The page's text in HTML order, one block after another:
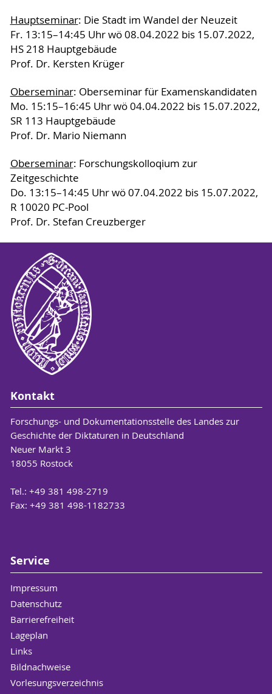
Hauptseminar: Die Stadt im Wandel der Neuzeit
Fr. 13:15–14:45 Uhr wö 08.04.2022 bis 15.07.2022,
HS 218 Hauptgebäude
Prof. Dr. Kersten Krüger
Oberseminar: Oberseminar für Examenskandidaten
Mo. 15:15–16:45 Uhr wö 04.04.2022 bis 15.07.2022,
SR 113 Hauptgebäude
Prof. Dr. Mario Niemann
Oberseminar: Forschungskolloqium zur
Zeitgeschichte
Do. 13:15–14:45 Uhr wö 07.04.2022 bis 15.07.2022,
R 10020 PC-Pool
Prof. Dr. Stefan Creuzberger
Kontakt
Forschungs- und Dokumentationsstelle des Landes zur
Geschichte der Diktaturen in Deutschland
Neuer Markt 3
18055 Rostock
Tel.: +49 381 498-2719
Fax: +49 381 498-1182733
Service
Impressum
Datenschutz
Barrierefreiheit
Lageplan
Links
Bildnachweise
Vorlesungsverzeichnis